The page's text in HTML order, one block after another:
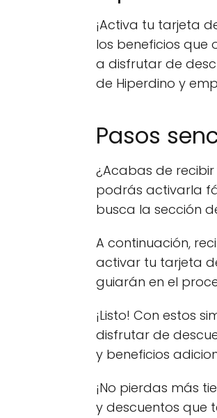
¡Activa tu tarjeta
los beneficios que
a disfrutar de
de Hiperdino y
Pasos
¿Acabas de
podrás activarla
busca la sección
A continuación,
activar tu tarjeta
guiarán en el
¡Listo! Con estos
disfrutar de
y beneficios
¡No pierdas más
y descuentos que